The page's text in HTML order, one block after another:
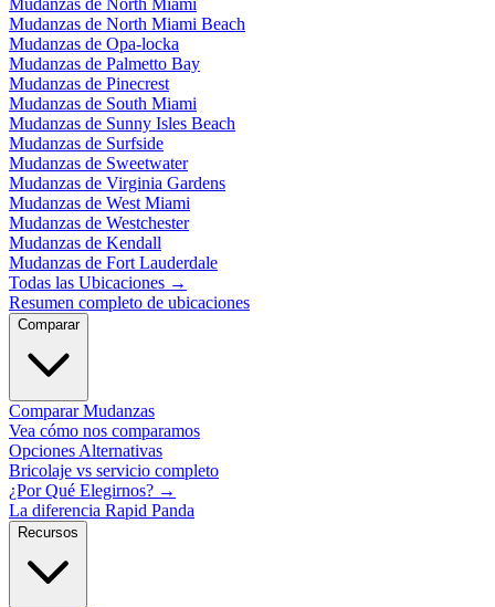
Mudanzas de North Miami
Mudanzas de North Miami Beach
Mudanzas de Opa-locka
Mudanzas de Palmetto Bay
Mudanzas de Pinecrest
Mudanzas de South Miami
Mudanzas de Sunny Isles Beach
Mudanzas de Surfside
Mudanzas de Sweetwater
Mudanzas de Virginia Gardens
Mudanzas de West Miami
Mudanzas de Westchester
Mudanzas de Kendall
Mudanzas de Fort Lauderdale
Todas las Ubicaciones →
Resumen completo de ubicaciones
Comparar
Comparar Mudanzas
Vea cómo nos comparamos
Opciones Alternativas
Bricolaje vs servicio completo
¿Por Qué Elegirnos? →
La diferencia Rapid Panda
Recursos